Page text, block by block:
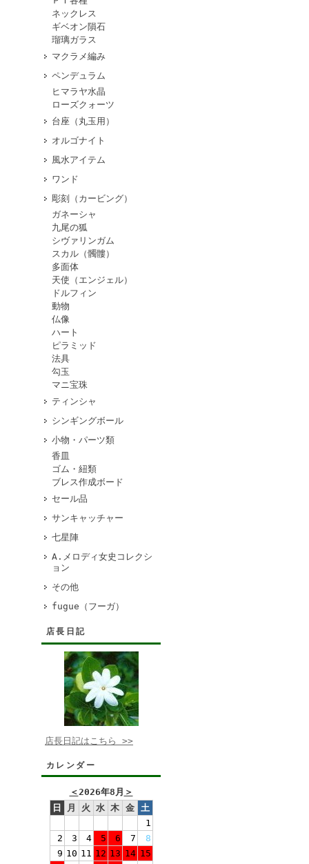
ネックレス
ギベオン隕石
瑠璃ガラス
マクラメ編み
ペンデュラム
ヒマラヤ水晶
ローズクォーツ
台座（丸玉用）
オルゴナイト
風水アイテム
ワンド
彫刻（カービング）
ガネーシャ
九尾の狐
シヴァリンガム
スカル（髑髏）
多面体
天使（エンジェル）
ドルフィン
動物
仏像
ハート
ピラミッド
法具
勾玉
マニ宝珠
ティンシャ
シンギングボール
小物・パーツ類
香皿
ゴム・紐類
ブレス作成ボード
セール品
サンキャッチャー
七星陣
A.メロディ女史コレクシ
ョン
その他
fugue（フーガ）
店長日記
店長日記はこちら >>
カレンダー
＜2026年8月 ＞
日
月 火 水 木 金
土
1
2
3 4 5 6 7
8
9 10 11 12 13 14 15